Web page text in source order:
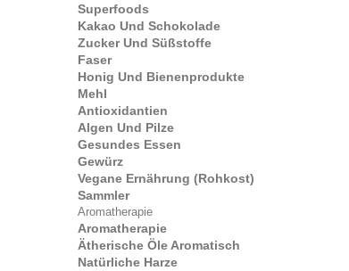
Superfoods
Kakao Und Schokolade
Zucker Und Süßstoffe
Faser
Honig Und Bienenprodukte
Mehl
Antioxidantien
Algen Und Pilze
Gesundes Essen
Gewürz
Vegane Ernährung (Rohkost)
Sammler
Aromatherapie
Aromatherapie
Ätherische Öle Aromatisch
Natürliche Harze